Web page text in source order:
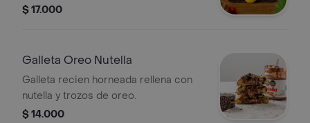
pistacho.
$ 17.000
Galleta Oreo Nutella
Galleta recien horneada rellena con
nutella y trozos de oreo.
$ 14.000